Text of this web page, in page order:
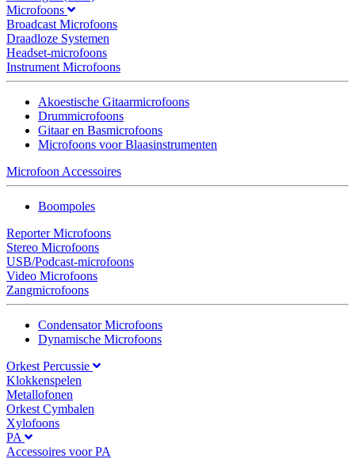
Microfoons
Broadcast Microfoons
Draadloze Systemen
Headset-microfoons
Instrument Microfoons
Akoestische Gitaarmicrofoons
Drummicrofoons
Gitaar en Basmicrofoons
Microfoons voor Blaasinstrumenten
Microfoon Accessoires
Boompoles
Reporter Microfoons
Stereo Microfoons
USB/Podcast-microfoons
Video Microfoons
Zangmicrofoons
Condensator Microfoons
Dynamische Microfoons
Orkest Percussie
Klokkenspelen
Metallofonen
Orkest Cymbalen
Xylofoons
PA
Accessoires voor PA